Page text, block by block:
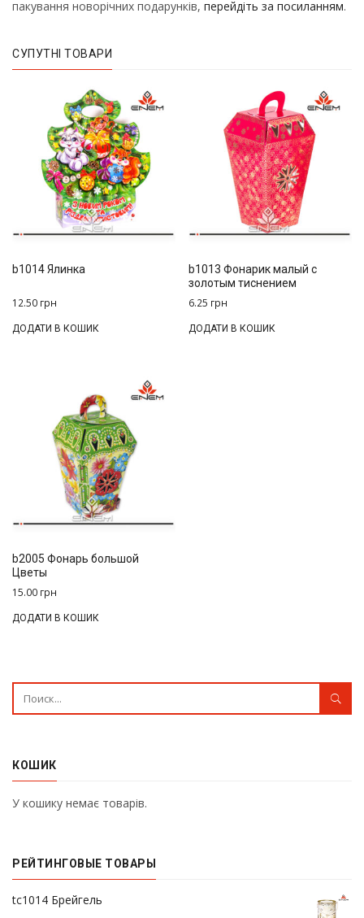
пакування новорічних подарунків, перейдіть за посиланням.
СУПУТНІ ТОВАРИ
b1014 Ялинка
12.50 грн
ДОДАТИ В КОШИК
b1013 Фонарик малый с
золотым тиснением
6.25 грн
ДОДАТИ В КОШИК
b2005 Фонарь большой
Цветы
15.00 грн
ДОДАТИ В КОШИК
КОШИК
У кошику немає товарів.
РЕЙТИНГОВЫЕ ТОВАРЫ
tc1014 Брейгель
37.00грн